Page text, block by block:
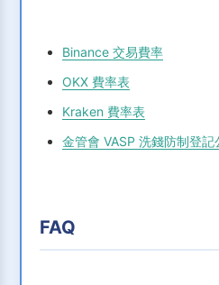
Binance 交易費率
OKX 費率表
Kraken 費率表
金管會 VASP 洗錢防制登記
FAQ